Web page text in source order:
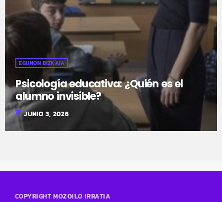
EGUNON BIZKAIA
Psicología educativa: ¿Quién es el
alumno invisible?
today JUNIO 3, 2026
COPYRIGHT MOZOILO IRRATIA